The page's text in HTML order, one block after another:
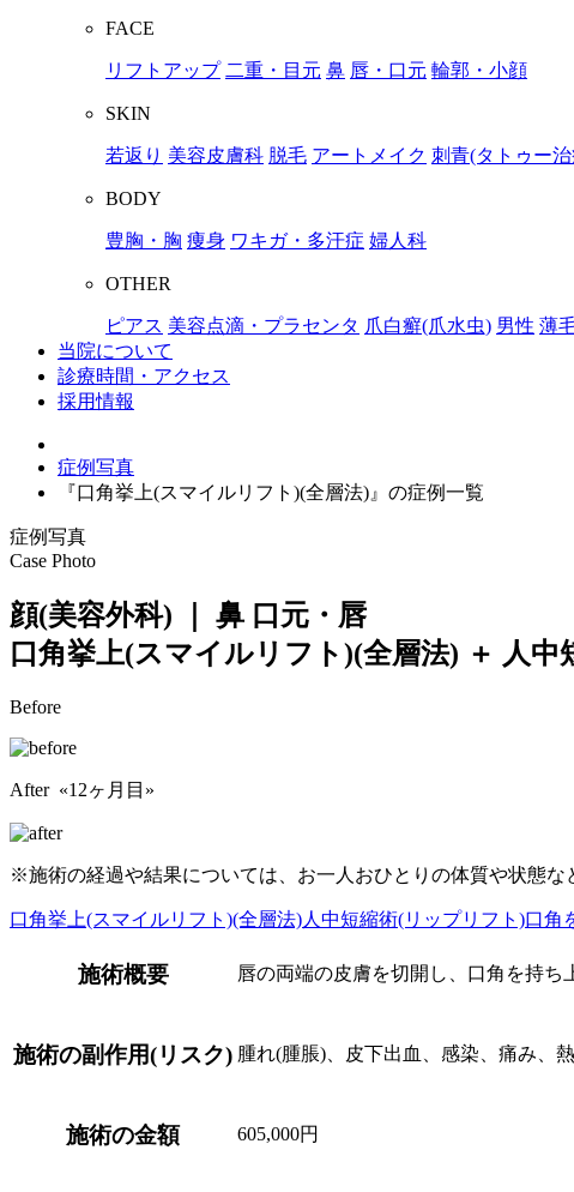
FACE
リフトアップ 二重・目元 鼻 唇・口元 輪郭・小顔
SKIN
若返り 美容皮膚科 脱毛 アートメイク 刺青(タトゥー
BODY
豊胸・胸 痩身 ワキガ・多汗症 婦人科
OTHER
ピアス 美容点滴・プラセンタ 爪白癬(爪水虫) 男性 薄
当院について
診療時間・アクセス
採用情報
症例写真
『口角挙上(スマイルリフト)(全層法)』の症例一覧
症例写真
Case Photo
顔(美容外科) ｜ 鼻 口元・唇
口角挙上(スマイルリフト)(全層法) ＋ 人
Before
After «12ヶ月目»
※施術の経過や結果については、お一人おひとりの体質や状態な
口角挙上(スマイルリフト)(全層法)人中短縮術(リップリフト)口角
施術概要 唇の両端の皮膚を切開し、口角を持ち
施術の副作用(リスク) 腫れ(腫脹)、皮下出血、感染、痛み、
施術の金額 605,000円